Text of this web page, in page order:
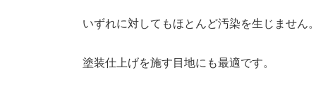
いずれに対してもほとんど汚染を生じません。
塗装仕上げを施す目地にも最適です。